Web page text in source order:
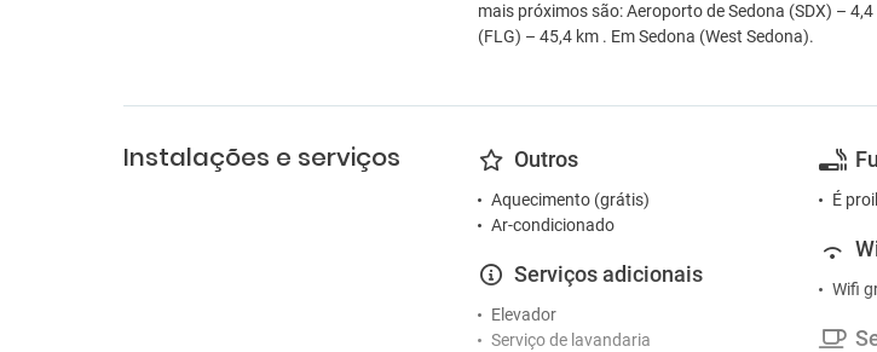
mais próximos são: Aeroporto de Sedona (SDX) –
(FLG) – 45,4 km . Em Sedona (West Sedona).
Instalações e serviços Outros
Aquecimento (grátis)
Ar-condicionado
Serviços adicionais
Elevador
Serviço de lavandaria
É
Wifi